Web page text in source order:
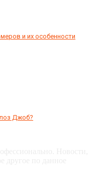
и их особенности
Джоб?